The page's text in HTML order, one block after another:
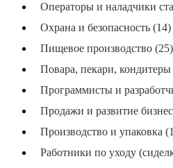
Операторы и наладчики
Охрана и безопасность (14)
Пищевое производство (25)
Повара, пекари, кондитеры
Программисты и
Продажи и развитие
Производство и упаковка
Работники по уходу